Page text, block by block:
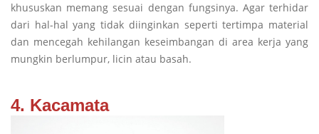
khususkan memang sesuai dengan fungsinya. Agar terhidar
dari hal-hal yang tidak diinginkan seperti tertimpa material
dan mencegah kehilangan keseimbangan di area kerja yang
mungkin berlumpur, licin atau basah.
4. Kacamata